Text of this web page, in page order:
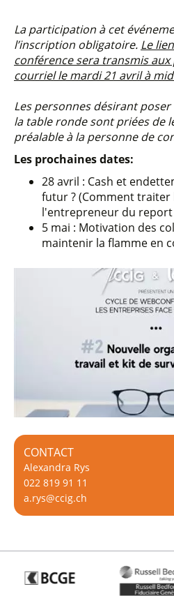
La participation à cet
l’inscription obligatoire. Le
conférence sera transmis
courriel le mardi 21 avril à
Les personnes désirant
la table ronde sont priées de
préalable à la personne de
Les prochaines dates:
28 avril : Cash et
futur ? (Comment traiter
l'entrepreneur du
5 mai : Motivation des
maintenir la flamme en
CONTACT
Alexandra Rys
022 819 91 11
a.rys@ccig.ch